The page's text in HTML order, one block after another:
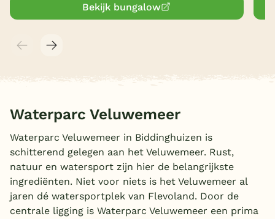
Bekijk bungalow
Waterparc Veluwemeer
Waterparc Veluwemeer in Biddinghuizen is
schitterend gelegen aan het Veluwemeer. Rust,
natuur en watersport zijn hier de belangrijkste
ingrediënten. Niet voor niets is het Veluwemeer al
jaren dé watersportplek van Flevoland. Door de
centrale ligging is Waterparc Veluwemeer een prima